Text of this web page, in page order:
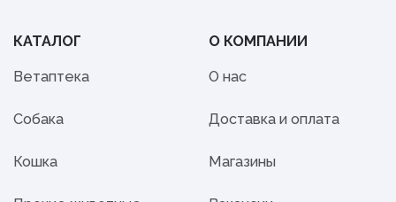
КАТАЛОГ
Ветаптека
Собака
Кошка
О КОМПАНИИ
О нас
Доставка и оплата
Магазины